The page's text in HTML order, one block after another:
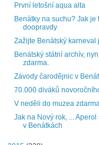
První letošní aqua alta
Benátky na suchu? Jak je
doopravdy
Zažijte Benátský karneval
Benátský státní archív,
zdarma.
Závody čarodějnic v
70.000 diváků
V neděli do muzea zdarma
Jak na Nový rok, ... Aperol
v Benátkách